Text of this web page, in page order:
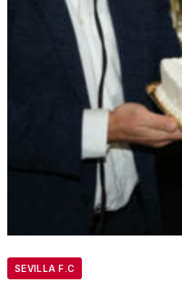
SEVILLA F.C